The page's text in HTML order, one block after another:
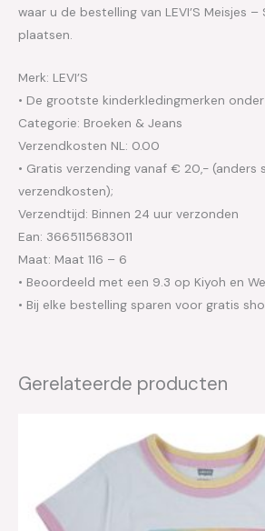
waar u de bestelling van LEVI’S Meisjes
plaatsen.
Merk: LEVI’S
• De grootste kinderkledingmerken
Categorie: Broeken & Jeans
Verzendkosten NL: 0.00
• Gratis verzending vanaf € 20,- (anders
verzendkosten);
Verzendtijd: Binnen 24 uur verzonden
Ean: 3665115683011
Maat: Maat 116 – 6
• Beoordeeld met een 9.3 op Kiyoh en
• Bij elke bestelling sparen voor gratis
Gerelateerde producten